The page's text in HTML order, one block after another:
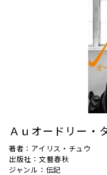
Ａｕオードリー・
著者：アイリス・チュウ
出版社：文藝春秋
ジャンル：伝記